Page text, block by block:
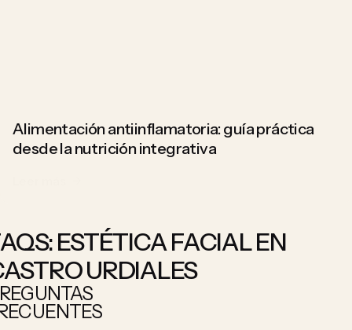
Alimentación antiinflamatoria: guía práctica
desde la nutrición integrativa
ESTÉTICA FACIAL EN
URDIALES